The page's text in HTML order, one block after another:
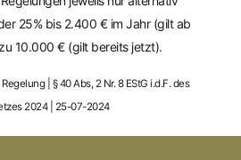
25% bis 2.400 € im Jahr (gilt ab
10.000 € (gilt bereits jetzt).
| § 40 Abs, 2 Nr. 8 EStG i.d.F. des
2024 | 25-07-2024